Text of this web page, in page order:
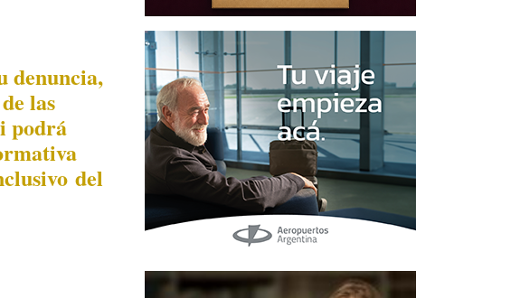
denuncia,
las
podrá
del